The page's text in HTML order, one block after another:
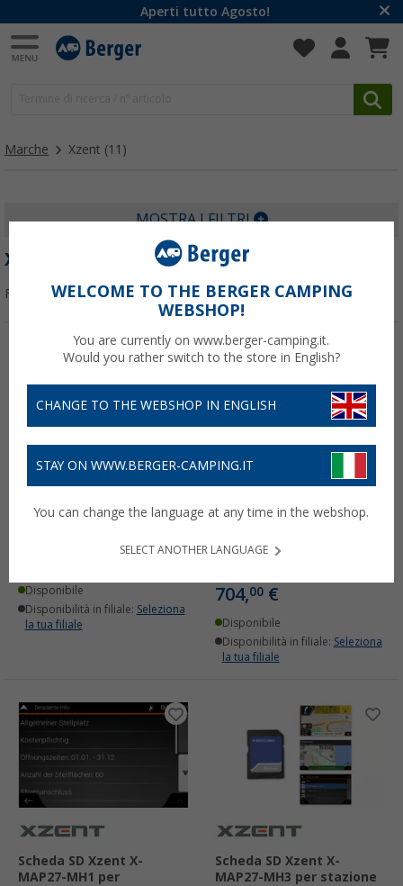
Aperti tutto Agosto!
Marche Xzent (11)
MOSTRA I FILTRI
XZENT
Filtrare per:
Retrocamera Xzent X-
RVC290 per telaio Fiat
Disponibile
Disponibilità in filiale: Seleziona
la tua filiale
Stazione multimediale
Xzent X-F275 con
schermo da 8 pollici per
704,00 €
Disponibile
Disponibilità in filiale: Seleziona
la tua filiale
Scheda SD Xzent X-
MAP27-MH1 per
Scheda SD Xzent X-
MAP27-MH3 per stazione
WELCOME TO THE BERGER CAMPING
WEBSHOP!
You are currently on www.berger-camping.it.
Would you rather switch to the store in English?
CHANGE TO THE WEBSHOP IN ENGLISH
STAY ON WWW.BERGER-CAMPING.IT
You can change the language at any time in the webshop.
SELECT ANOTHER LANGUAGE